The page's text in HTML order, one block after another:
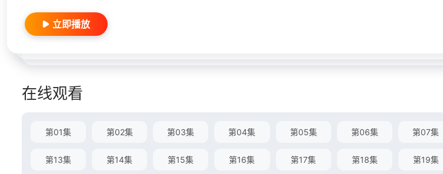
立即播放
在线观看
第01集 第02集 第03集 第04集 第05集 第06集 第07集
第13集 第14集 第15集 第16集 第17集 第18集 第19集